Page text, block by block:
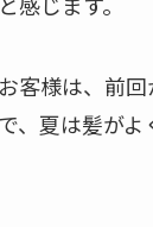
客様は、前
、夏は髪が